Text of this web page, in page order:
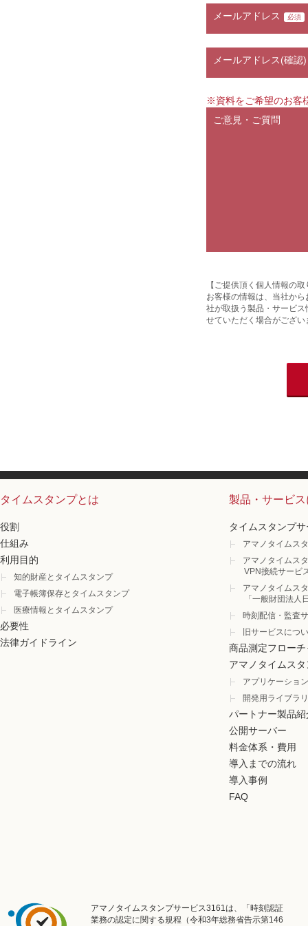
メールアドレス 必須
メールアドレス(確認)
※資料をご希望のお客
ご意見・ご質問
【ご提供頂く個人情報の
お客様の情報は、当社か
社が取扱う製品・サービ
せていただく場合がござ
タイムスタンプとは
役割
仕組み
利用目的
知的財産とタイムスタンプ
電子帳簿保存とタイムスタンプ
医療情報とタイムスタンプ
必要性
法律ガイドライン
製品・サービ
タイムスタンプ
アマノタイムス
アマノタイムス
VPN接続サービ
アマノタイムス
「一般財団法人
時刻配信・監査
旧サービスにつ
商品測定フロー
アマノタイムス
アプリケーショ
開発用ライブラリ
パートナー製品紹
公開サーバー
料金体系・費用
導入までの流れ
導入事例
FAQ
アマノタイムスタンプサービス3161は、「時刻認証
業務の認定に関する規程（令和3年総務省告示第146